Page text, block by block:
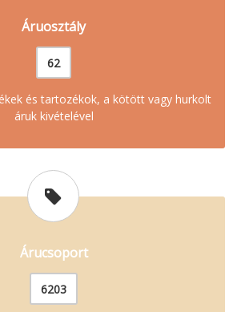
Áruosztály
62
és tartozékok, a kötött vagy hurkolt
áruk kivételével
Árucsoport
6203